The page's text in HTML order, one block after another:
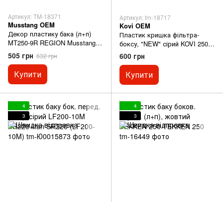
Артикул: TM-18371
Musstang OEM
Декор пластику бака (л+п)
MT250-9R REGION Musstang
Region МТ250
505 грн 632 грн
Купити
Артикул: tm-18717
Kovi OEM
Пластик кришка фільтра-
боксу, "NEW" сірий KOVI 250-
4Т (FE250 ADVANCE) KOVI 250
ADVANCE
600 грн
Купити
4
3
4
3